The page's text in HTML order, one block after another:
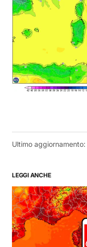
Ultimo aggiornamento:
LEGGI ANCHE